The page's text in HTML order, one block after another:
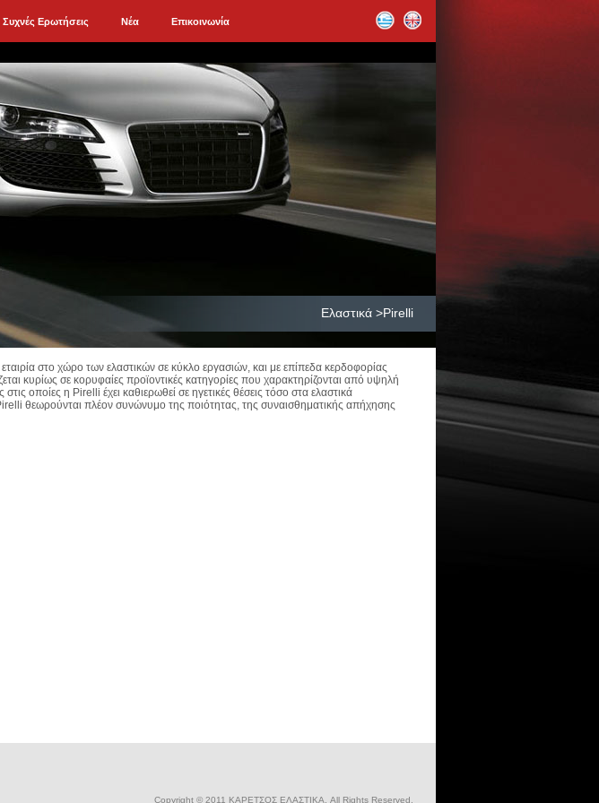
Συχνές Ερωτήσεις Νέα Επικοινωνία
Ελαστικά >Pirelli
στο χώρο των ελαστικών σε κύκλο εργασιών, και με επίπεδα κερδοφορίας
κυρίως σε κορυφαίες προϊοντικές κατηγορίες που χαρακτηρίζονται από υψηλή
οποίες η Pirelli έχει καθιερωθεί σε ηγετικές θέσεις τόσο στα ελαστικά
θεωρούνται πλέον συνώνυμο της ποιότητας, της συναισθηματικής απήχησης
Copyright © 2011 ΚΑΡΕΤΣΟΣ ΕΛΑΣΤΙΚΑ. All Rights Reserved.